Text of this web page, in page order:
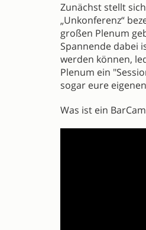
Zunächst stellt
„Unkonferenz“
großen Plenum
Spannende dabei
werden können,
Plenum ein
sogar eure
Was ist ein